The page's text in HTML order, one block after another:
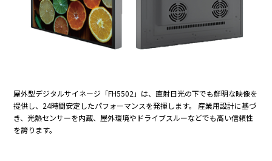
屋外型デジタルサイネージ「FH5502」は、直射日光の下でも鮮明な映像を
提供し、24時間安定したパフォーマンスを発揮します。 産業用設計に基づ
き、光熱センサーを内蔵、屋外環境やドライブスルーなどでも高い信頼性
を誇ります。